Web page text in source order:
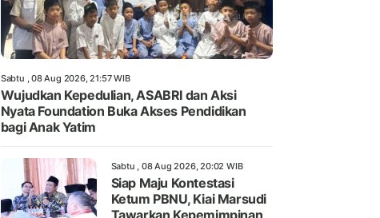
Sabtu , 08 Aug 2026, 21:57 WIB
Wujudkan Kepedulian, ASABRI dan Aksi
Nyata Foundation Buka Akses Pendidikan
bagi Anak Yatim
Sabtu , 08 Aug 2026, 20:02 WIB
Siap Maju Kontestasi
Ketum PBNU, Kiai Marsudi